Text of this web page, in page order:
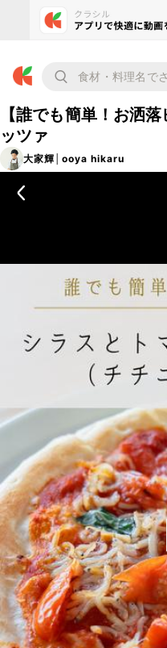
【誰でも簡単！お洒
ッツァ
大家輝│ooya hikaru